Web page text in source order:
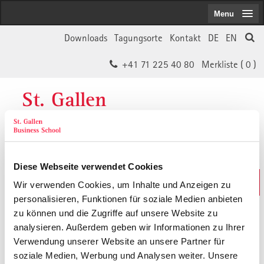
Diese Webseite verwendet Cookies
Wir verwenden Cookies, um Inhalte und Anzeigen zu
personalisieren, Funktionen für soziale Medien anbieten
zu können und die Zugriffe auf unsere Website zu
analysieren. Außerdem geben wir Informationen zu Ihrer
Verwendung unserer Website an unsere Partner für
soziale Medien, Werbung und Analysen weiter. Unsere
EN
DE
Kontakt
Tagungsorte
Downloads
Merkliste ( 0 )
+41 71 225 40 80
St. Gallen
Business School
Weiterbildungs-Suche
In 30 Sekunden das Passende finden
Menu
Der von Ihnen gesuchte Inhalt ist